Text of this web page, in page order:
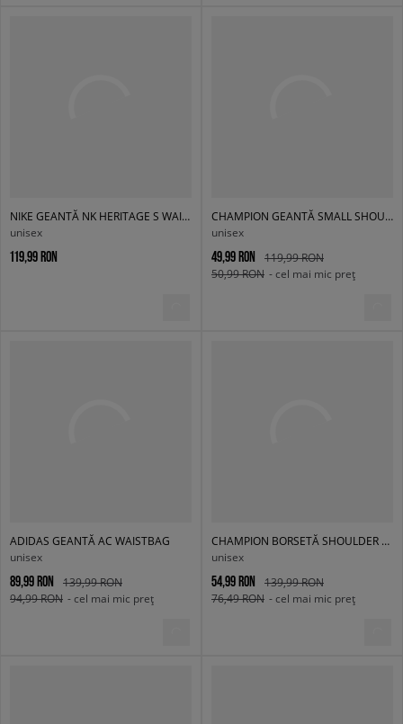
NIKE GEANTĂ NK HERITAGE S WAISTPACK 2.0
unisex
119,99 RON
CHAMPION GEANTĂ SMALL SHOULDER BAG
unisex
49,99 RON
119,99 RON
50,99 RON - cel mai mic preț
ADIDAS GEANTĂ AC WAISTBAG
unisex
89,99 RON
139,99 RON
94,99 RON - cel mai mic preț
CHAMPION BORSETĂ SHOULDER BAG
unisex
54,99 RON
139,99 RON
76,49 RON - cel mai mic preț